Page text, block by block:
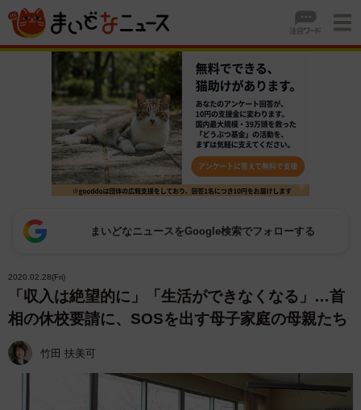
まいどなニュースをGoogle検索でフォローする
2020.02.28(Fri)
「収入は絶望的に」「生活ができなくなる」…首
相の休校要請に、SOSを出す母子家庭の母親たち
竹田 扶美可